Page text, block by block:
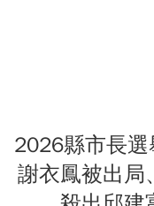
2026縣市長
謝衣鳳被出局